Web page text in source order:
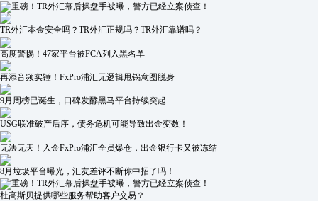
重磅！TR外汇幕后操盘手被曝，警方已经立案侦查！
TR外汇本金安全吗？TR外汇正规吗？TR外汇靠谱吗？
高度警惕！47家平台被FCA列入黑名单
再添音频实锤！FxPro浦汇无逻辑甩锅意图脱身
9月周榜已诞生，口碑发酵黑马平台持续突起
USG联准破产后序，债务危机可能导致出金变数！
无法无天！入金FxPro浦汇全员爆仓，出金银行卡又被冻结
8月垃圾平台曝光，汇友差评不断你中招了吗！
重磅！TR外汇幕后操盘手被曝，警方已经立案侦查！
杜高斯贝提供哪些服务帮助客户交易？